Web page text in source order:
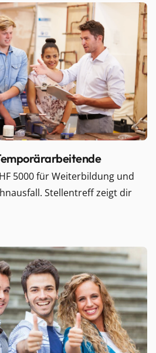
5000 für Weiterbildung und
Stellentreff zeigt dir